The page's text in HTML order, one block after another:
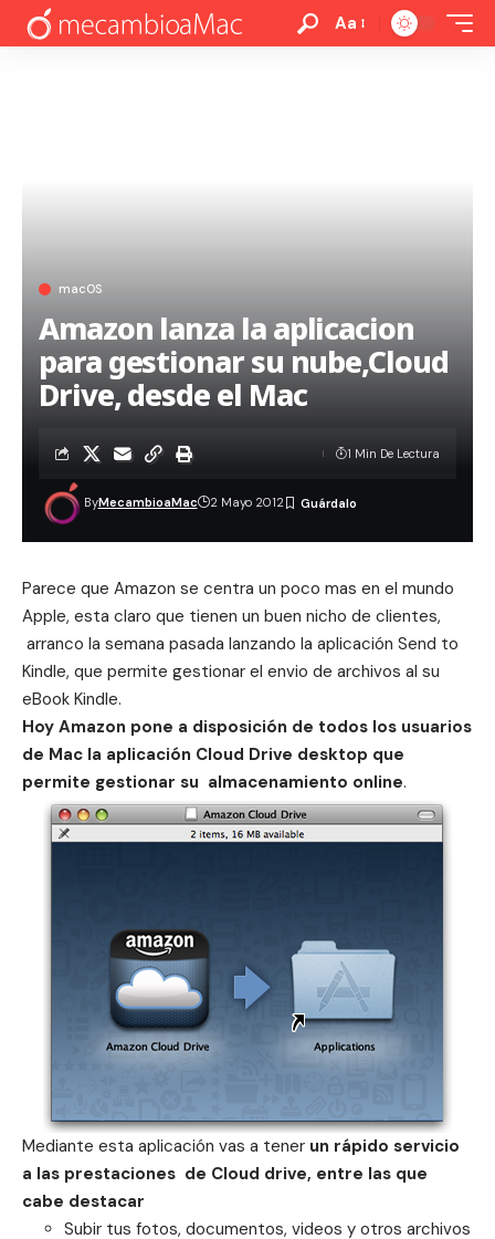
Aa
macOS
Amazon lanza la aplicacion
para gestionar su nube,Cloud
Drive, desde el Mac
ByMecambioaMac 2 Mayo 2012
1 Min De Lectura
Parece que Amazon se centra un poco mas en el mundo
Apple, esta claro que tienen un buen nicho de clientes,
arranco la semana pasada lanzando la aplicación Send to
Kindle, que permite gestionar el envio de archivos al su
eBook Kindle.
Hoy Amazon pone a disposición de todos los usuarios
de Mac la aplicación Cloud Drive desktop que
permite gestionar su almacenamiento online.
Mediante esta aplicación vas a tener un rápido servicio
a las prestaciones de Cloud drive, entre las que
cabe destacar
Subir tus fotos, documentos, videos y otros archivos